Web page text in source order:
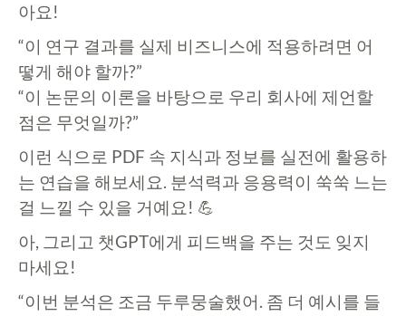
아요!
“이 연구 결과를 실제 비즈니스에 적용하려면 어
떻게 해야 할까?”
“이 논문의 이론을 바탕으로 우리 회사에 제언할
점은 무엇일까?”
이런 식으로 PDF 속 지식과 정보를 실전에 활용하
는 연습을 해보세요. 분석력과 응용력이 쑥쑥 느는
걸 느낄 수 있을 거예요! 💪
아, 그리고 챗GPT에게 피드백을 주는 것도 잊지
마세요!
“이번 분석은 조금 두루뭉술했어. 좀 더 예시를 들